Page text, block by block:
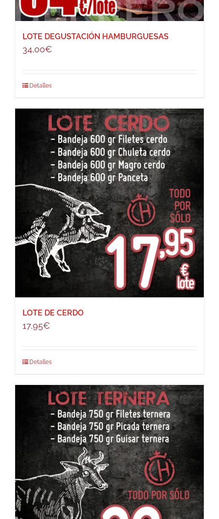
LOTE DEGUSTACIÓN HAMBURGUESAS
34,00€
Detalles
LOTE DE CERDO
17,95€
Detalles